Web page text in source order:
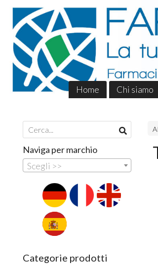
Home Chi siamo
Naviga per marchio
Scegli >>
Categorie prodotti